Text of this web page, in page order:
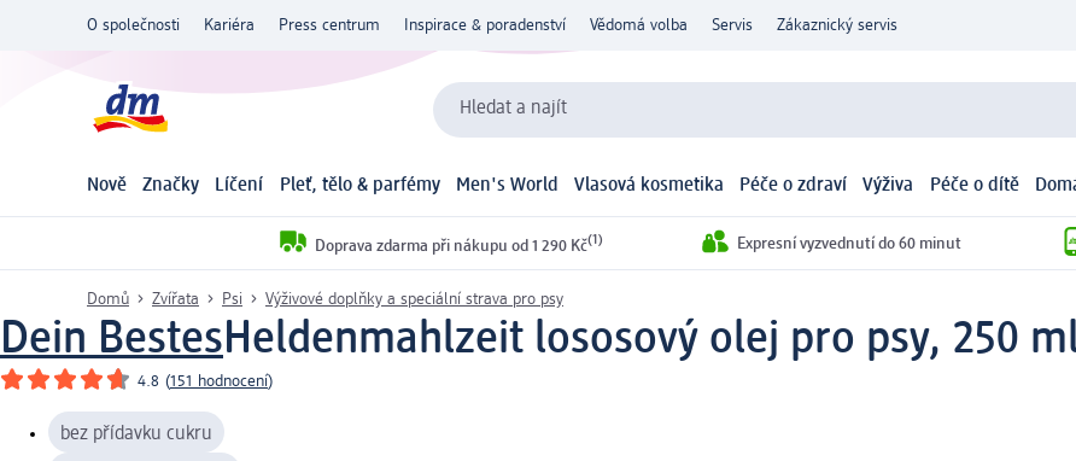
O společnosti Kariéra Press centrum Inspirace & poradenství Vědomá volba Servis Zákaznický servis
Hledat a najít
Nově Značky Líčení Pleť, tělo & parfémy Men's World Vlasová kosmetika Péče o zdraví Výživa Péče o dítě
Doprava zdarma při nákupu od 1 290 Kč(1) Expresní vyzvednutí do 60 minut
Domů Zvířata Psi Výživové doplňky a speciální strava pro psy
Dein BestesHeldenmahlzeit lososový olej pro psy, 250
4.8 (151 hodnocení)
bez přídavku cukru